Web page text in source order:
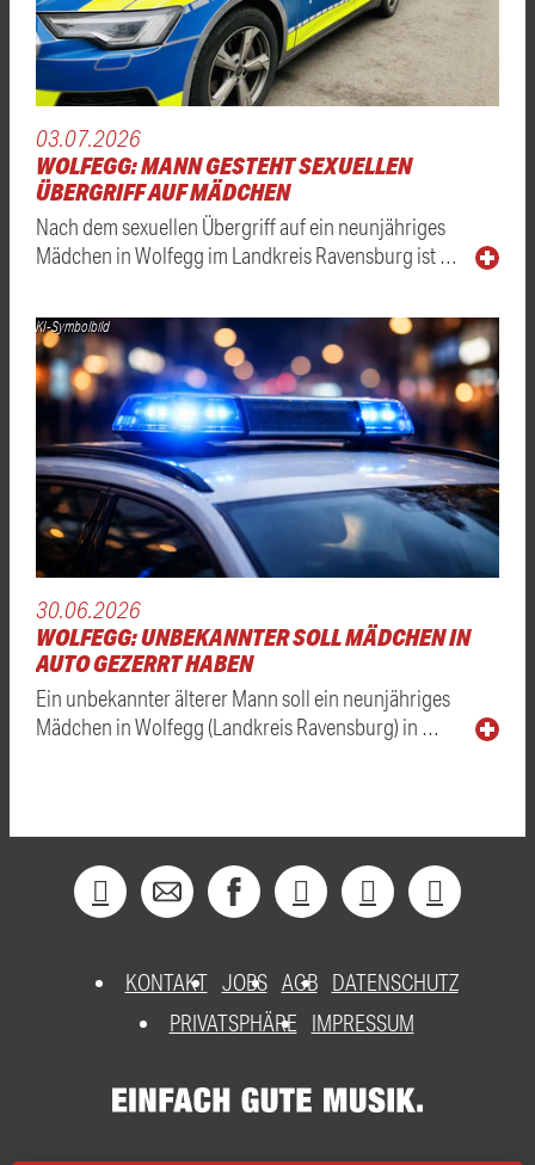
03.07.2026
WOLFEGG: MANN GESTEHT SEXUELLEN
ÜBERGRIFF AUF MÄDCHEN
Nach dem sexuellen Übergriff auf ein neunjähriges
Mädchen in Wolfegg im Landkreis Ravensburg ist …
KI-Symbolbild
30.06.2026
WOLFEGG: UNBEKANNTER SOLL MÄDCHEN IN
AUTO GEZERRT HABEN
Ein unbekannter älterer Mann soll ein neunjähriges
Mädchen in Wolfegg (Landkreis Ravensburg) in …
KONTAKT JOBS AGB DATENSCHUTZ
PRIVATSPHÄRE
IMPRESSUM